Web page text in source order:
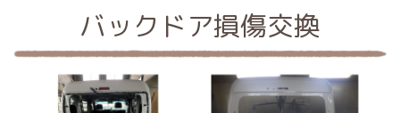
バックドア損傷交換